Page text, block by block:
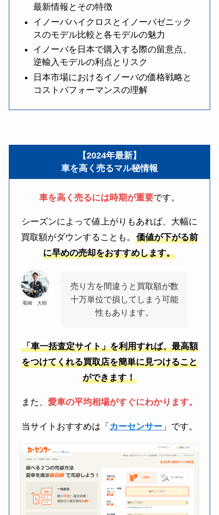
最新情報とその特徴
イノーバハイクロスとイノーバゼニック
スのモデル比較と各モデルの魅力
イノーバを日本で購入する際の留意点、
逆輸入モデルの利点とリスク
日本市場におけるイノーバの価格戦略と
コストパフォーマンスの理解
【2024年最新】
車を高く売るマル秘情報
車を高く売るには時期が重要です。
シーズンによって値上がりもあれば、大幅に
買取額がダウンすることも。 価値が下がる前
に早めの売却をおすすめします。
竜崎 大樹
売り方を間違うと買取額が数
十万単位で損してしまう可能
性もあります。
「車一括査定サイト」を利用すれば、最高額
をつけてくれる買取店を簡単に見つけること
ができます！
また、 愛車の平均相場がすぐにわかります。
当サイトおすすめは「 カーセンサー 」です。